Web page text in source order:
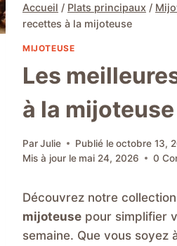
Accueil / Plats principaux /
recettes à la mijoteuse
MIJOTEUSE
Les
à la mijoteuse
ParJulie Publié le octobre 13,
Mis à jour le mai 24, 2026 0
Découvrez notre
mijoteuse pour simplifier
semaine. Que vous soyez